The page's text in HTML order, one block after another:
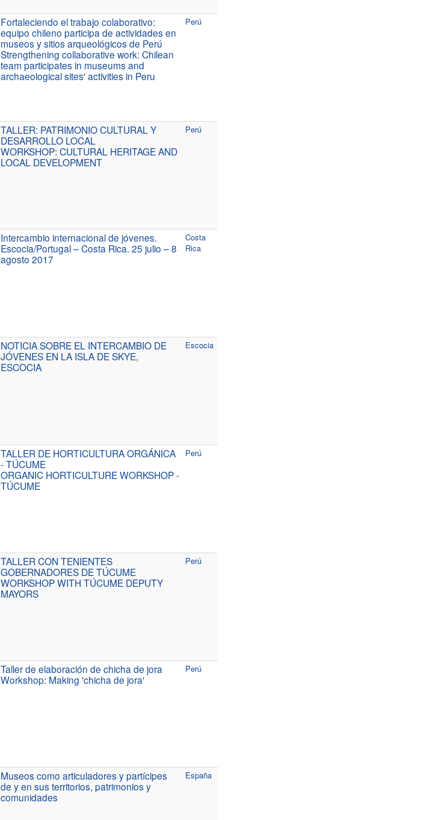
Fortaleciendo el trabajo colaborativo:
equipo chileno participa de actividades en
museos y sitios arqueológicos de Perú
Strengthening collaborative work: Chilean
team participates in museums and
archaeological sites' activities in Peru
Perú
TALLER: PATRIMONIO CULTURAL Y
DESARROLLO LOCAL
WORKSHOP: CULTURAL HERITAGE AND
LOCAL DEVELOPMENT
Perú
Intercambio internacional de jóvenes.
Escocia/Portugal – Costa Rica. 25 julio – 8
agosto 2017
Costa
Rica
NOTICIA SOBRE EL INTERCAMBIO DE
JÓVENES EN LA ISLA DE SKYE,
ESCOCIA
Escocia
TALLER DE HORTICULTURA ORGÁNICA
- TÚCUME
ORGANIC HORTICULTURE WORKSHOP -
TÚCUME
Perú
TALLER CON TENIENTES
GOBERNADORES DE TÚCUME
WORKSHOP WITH TÚCUME DEPUTY
MAYORS
Perú
Taller de elaboración de chicha de jora
Workshop: Making 'chicha de jora'
Perú
Museos como articuladores y partícipes
de y en sus territorios, patrimonios y
comunidades
España